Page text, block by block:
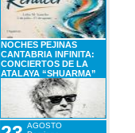
NOCHES PEJINAS
CANTABRIA INFINITA:
CONCIERTOS DE LA
ATALAYA “SHUARMA”
AGOSTO